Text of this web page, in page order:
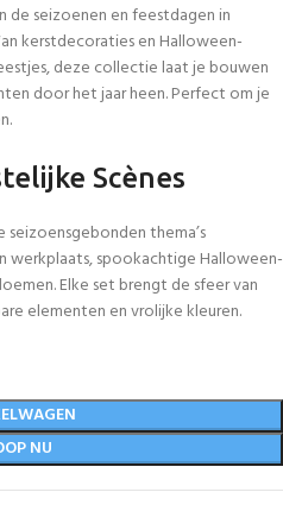
de seizoenen en feestdagen in
kerstdecoraties en Halloween-
deze collectie laat je bouwen
door het jaar heen. Perfect om je
Scènes
seizoensgebonden thema’s
werkplaats, spookachtige Halloween-
Elke set brengt de sfeer van
elementen en vrolijke kleuren.
NU